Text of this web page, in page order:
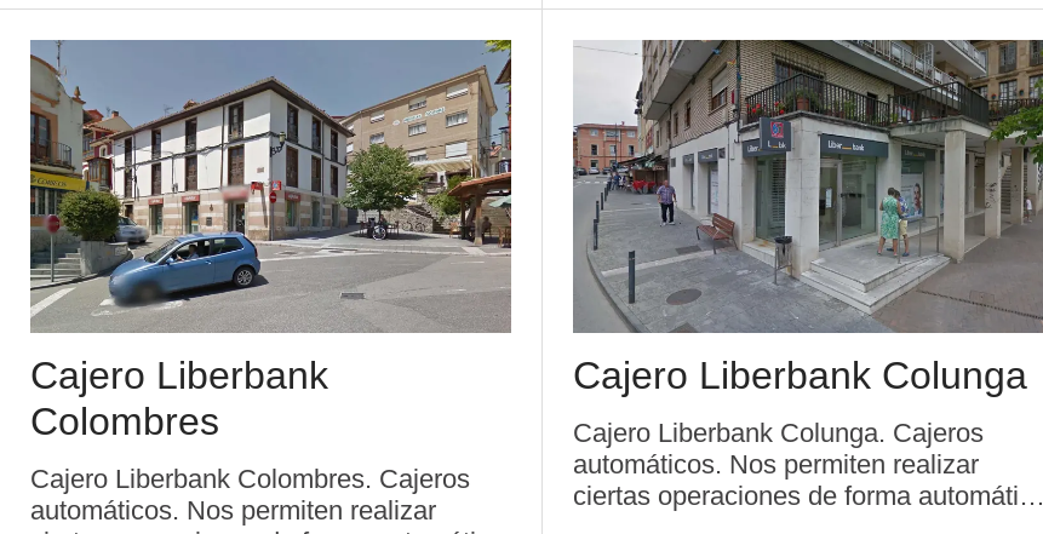
de cr ...
tener una tarjeta d ...
Cajero Liberbank
Colombres
Cajero Liberbank Colombres. Cajeros
automáticos. Nos permiten realizar
Cajero Liberbank Colunga
Cajero Liberbank Colunga. Cajeros
automáticos. Nos permiten realizar
ciertas operaciones de forma automática